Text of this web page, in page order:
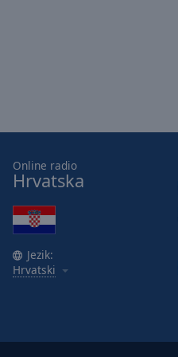
Online radio
Hrvatska
Jezik:
Hrvatski